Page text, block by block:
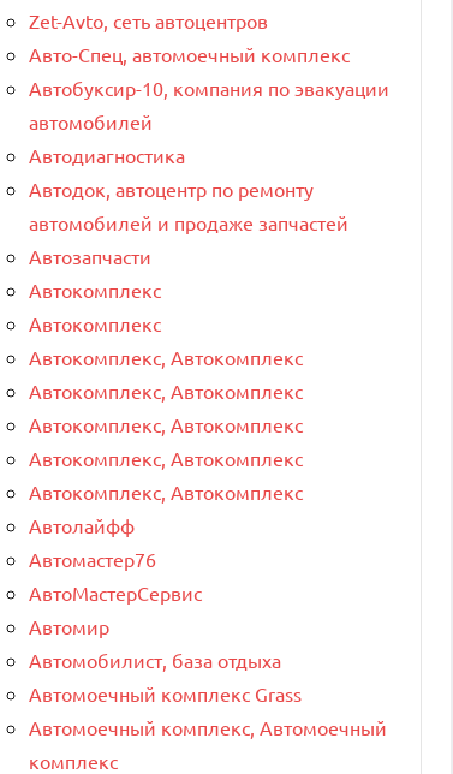
Zet-Avto, сеть автоцентров
Авто-Спец, автомоечный комплекс
Автобуксир-10, компания по эвакуации
автомобилей
Автодиагностика
Автодок, автоцентр по ремонту
автомобилей и продаже запчастей
Автозапчасти
Автокомплекс
Автокомплекс
Автокомплекс, Автокомплекс
Автокомплекс, Автокомплекс
Автокомплекс, Автокомплекс
Автокомплекс, Автокомплекс
Автокомплекс, Автокомплекс
Автолайфф
Автомастер76
АвтоМастерСервис
Автомир
Автомобилист, база отдыха
Автомоечный комплекс Grass
Автомоечный комплекс, Автомоечный
комплекс